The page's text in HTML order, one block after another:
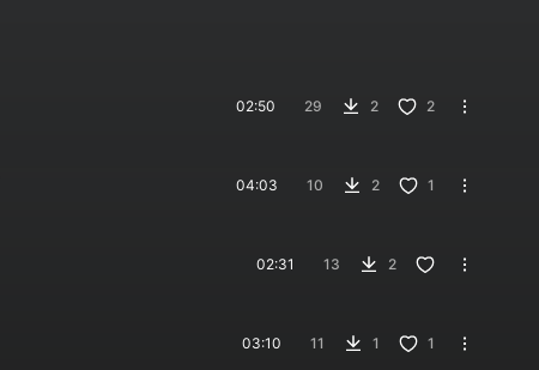
02:50 29 2 2
04:03 10 2 1
02:31 13 2
03:10 11 1 1